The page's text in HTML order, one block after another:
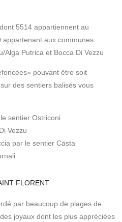
5514 appartiennent au
aux communes
Alga Putrica et Bocca Di Vezzu
pouvant être soit
des sentiers balisés vous
sentier Ostriconi
Vezzu
par le sentier Casta
FLORENT
par beaucoup de plages de
joyaux dont les plus appréciées